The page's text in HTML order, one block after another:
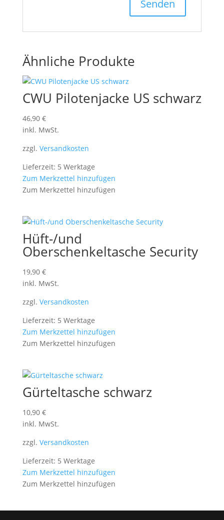
Ähnliche Produkte
CWU Pilotenjacke US schwarz
46,90 €
inkl. MwSt.
zzgl. Versandkosten
Lieferzeit: 5 Werktage
Zum Merkzettel hinzufügen
Zum Merkzettel hinzufügen
Hüft-/und
Oberschenkeltasche Security
19,90 €
inkl. MwSt.
zzgl. Versandkosten
Lieferzeit: 5 Werktage
Zum Merkzettel hinzufügen
Zum Merkzettel hinzufügen
Gürteltasche schwarz
10,90 €
inkl. MwSt.
zzgl. Versandkosten
Lieferzeit: 5 Werktage
Zum Merkzettel hinzufügen
Zum Merkzettel hinzufügen